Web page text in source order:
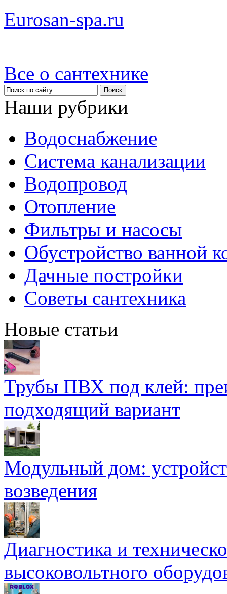
Eurosan-spa.ru
Все о сантехнике
Наши рубрики
Водоснабжение
Система канализации
Водопровод
Отопление
Фильтры и насосы
Обустройство ванной
Дачные постройки
Советы сантехника
Новые статьи
Трубы ПВХ под клей:
подходящий вариант
Модульный дом:
возведения
Диагностика и
высоковольтного